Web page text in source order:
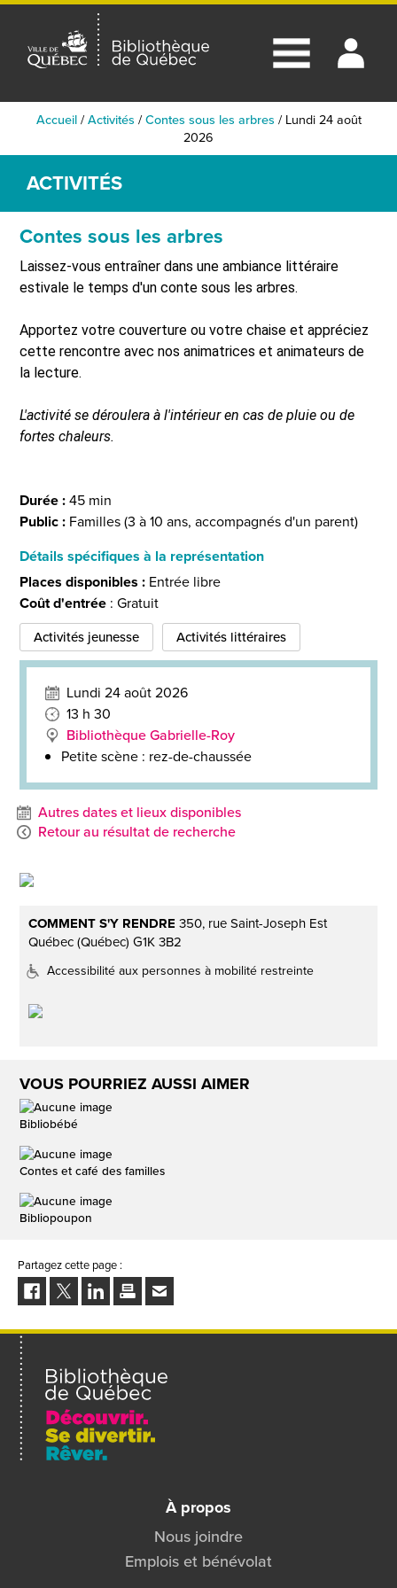
Accueil/Activités /Contes sous les arbres / Lundi 24 août
2026
ACTIVITÉS
Contes sous les arbres
Laissez-vous entraîner dans une ambiance littéraire
estivale le temps d'un conte sous les arbres.
Apportez votre couverture ou votre chaise et appréciez
cette rencontre avec nos animatrices et animateurs de
la lecture.
L'activité se déroulera à l'intérieur en cas de pluie ou de
fortes chaleurs.
Durée :45 min
Public : Familles (3 à 10 ans, accompagnés d'un parent)
Détails spécifiques à la représentation
Places disponibles : Entrée libre
Coût d'entrée : Gratuit
Activités jeunesse Activités littéraires
Lundi 24 août 2026
13 h 30
Bibliothèque Gabrielle-Roy
Petite scène : rez-de-chaussée
Autres dates et lieux disponibles
Retour au résultat de recherche
COMMENT S'Y RENDRE 350, rue Saint-Joseph Est
Québec (Québec) G1K 3B2
Accessibilité aux personnes à mobilité restreinte
VOUS POURRIEZ AUSSI AIMER
Bibliobébé
Contes et café des familles
Bibliopoupon
Partagez cette page :
FacebookTwitterLinkedInImprimerEnvoyer
à
un
À propos
Nous joindre
Emplois et bénévolat